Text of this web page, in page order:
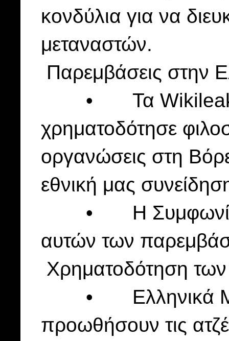
κονδύλια για να
μεταναστών.
Παρεμβάσεις στην
• Τα Wikileaks
χρηματοδότησε
οργανώσεις στη
εθνική μας
• Η Συμφωνία
αυτών των
Χρηματοδότηση των
• Ελληνικά ΜΜΕ
προωθήσουν τις